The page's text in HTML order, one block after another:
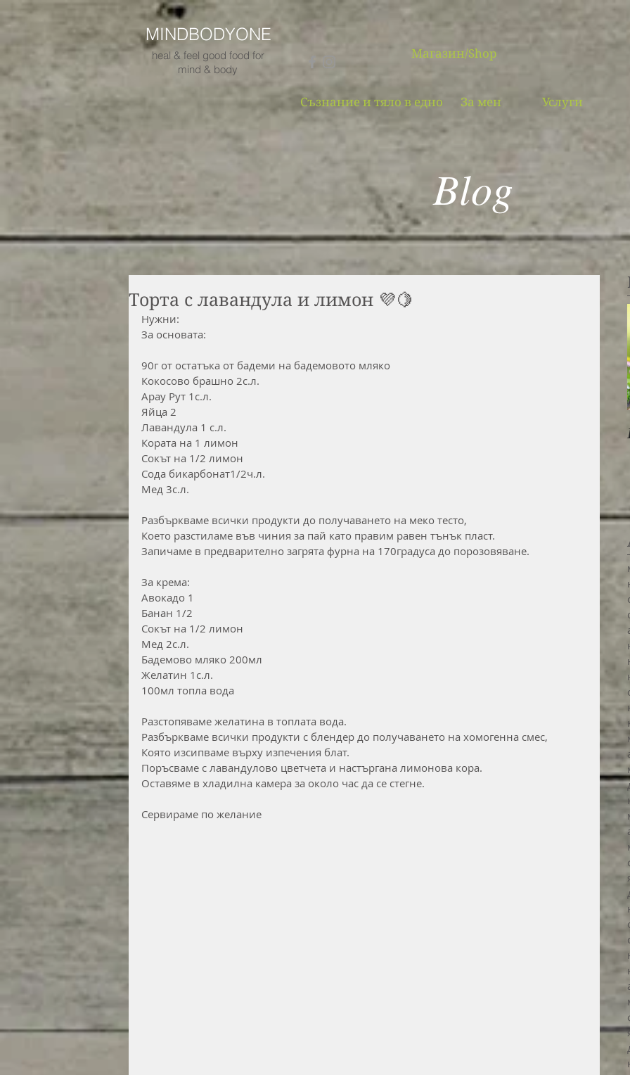
MINDBODYONE
heal & feel good food for
mind & body
Магазин/Shop
Съзнание и тяло в едно За мен Услуги
Blog
Торта с лавандула и лимон 💜🍋
Нужни:
За основата:
90г от остатъка от бадеми на бадемовото мляко
Кокосово брашно 2с.л.
Арау Рут 1с.л.
Яйца 2
Лавандула 1 с.л.
Кората на 1 лимон
Сокът на 1/2 лимон
Сода бикарбонат1/2ч.л.
Мед 3с.л.
Разбъркваме всички продукти до получаването на меко тесто,
Което разстиламе във чиния за пай като правим равен тънък пласт.
Запичаме в предварително загрята фурна на 170градуса до порозовяване.
За крема:
Авокадо 1
Банан 1/2
Сокът на 1/2 лимон
Мед 2с.л.
Бадемово мляко 200мл
Желатин 1с.л.
100мл топла вода
Разстопяваме желатина в топлата вода.
Разбъркваме всички продукти с блендер до получаването на хомогенна смес,
Която изсипваме върху изпечения блат.
Поръсваме с лавандулово цветчета и настъргана лимонова кора.
Оставяме в хладилна камера за около час да се стегне.
Сервираме по желание